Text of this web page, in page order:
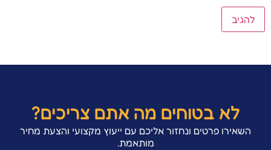
לא בטוחים מה אתם צריכים?
השאירו פרטים ונחזור אליכם עם ייעוץ מקצועי והצעת מחיר
מותאמת.